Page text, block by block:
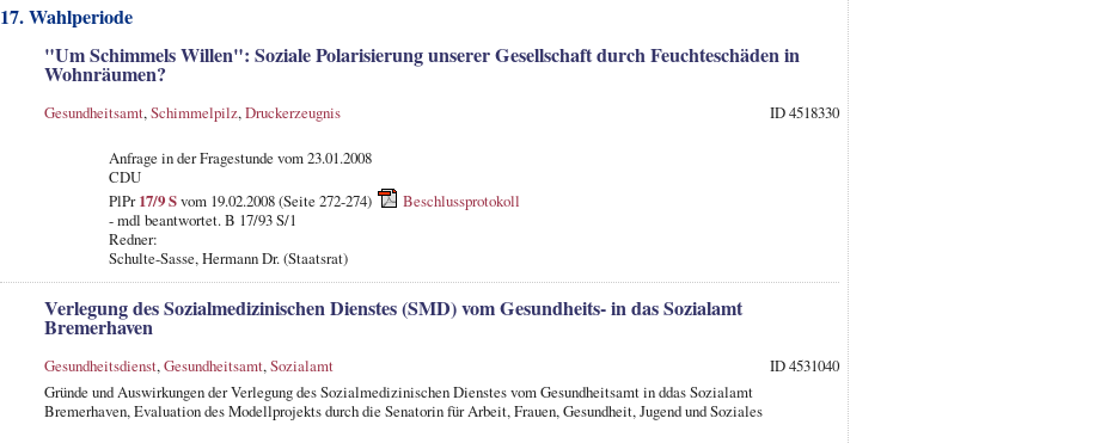
17. Wahlperiode
"Um Schimmels Willen": Soziale Polarisierung unserer Gesellschaft durch Feuchteschäden in
Wohnräumen?
Gesundheitsamt,Schimmelpilz,Druckerzeugnis ID 4518330
Anfrage in der Fragestunde vom 23.01.2008
CDU
PlPr17/9 Svom 19.02.2008 (Seite 272-274)
Beschlussprotokoll
- mdl beantwortet. B 17/93 S/1
Redner:
Schulte-Sasse, Hermann Dr. (Staatsrat)
Verlegung des Sozialmedizinischen Dienstes (SMD) vom Gesundheits- in das Sozialamt
Bremerhaven
Gesundheitsdienst,Gesundheitsamt,Sozialamt
ID 4531040
Gründe und Auswirkungen der Verlegung des Sozialmedizinischen Dienstes vom Gesundheitsamt in ddas Sozialamt
Bremerhaven, Evaluation des Modellprojekts durch die Senatorin für Arbeit, Frauen, Gesundheit, Jugend und Soziales